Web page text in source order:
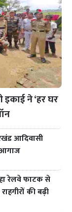
ने ‘हर घर
आदिवासी
रेलवे फाटक से
की बढ़ी